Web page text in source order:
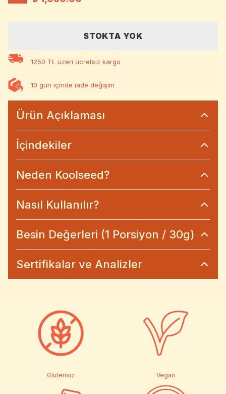
STOKTA YOK
1250 TL üzeri ücretsiz kargo
10 gün içinde iade değişim
Ürün Açıklaması
İçindekiler
Neden Koolseed?
Nasıl Kullanılır?
Besin Değerleri (1 Porsiyon / 30g)
Sertifikalar ve Analizler
Glutensiz Vegan